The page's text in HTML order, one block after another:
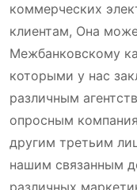
коммерческих
клиентам, Она
Межбанковскому
которыми у нас
различным
опросным
другим третьим
нашим связанным
различных